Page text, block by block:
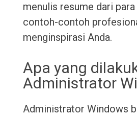
menulis resume dari para
contoh-contoh
menginspirasi Anda.
Apa yang
Administrator
Administrator Windows